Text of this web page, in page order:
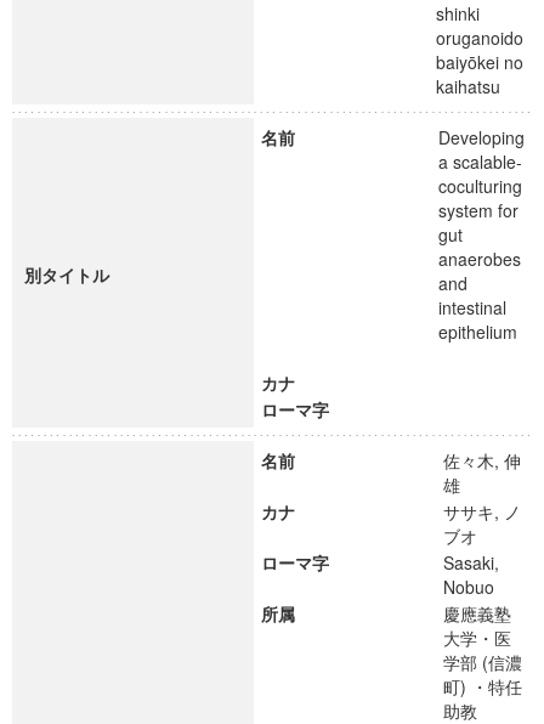
shinki
oruganoido
baiyōkei no
kaihatsu
別タイトル
名前
Developing
a scalable-
coculturing
system for
gut
anaerobes
and
intestinal
epithelium
カナ
ローマ字
名前
佐々木, 伸
雄
カナ
ササキ, ノ
ブオ
ローマ字
Sasaki,
Nobuo
所属
慶應義塾
大学・医
学部 (信濃
町) ・特任
助教